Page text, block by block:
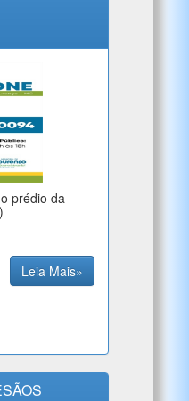
prédio da
Leia Mais»